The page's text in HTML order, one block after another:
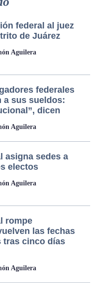
federal al juez
de Juárez
Aguilera
federales
a sus sueldos:
dicen
Aguilera
asigna sedes a
electos
Aguilera
rompe
las fechas
tras cinco días
Aguilera